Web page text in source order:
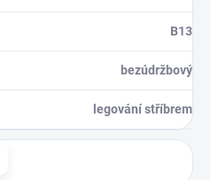
B13
bezúdržbový
legování stříbrem